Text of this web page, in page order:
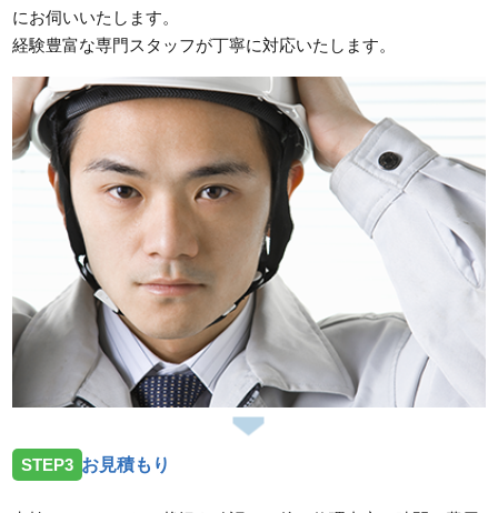
にお伺いいたします。
経験豊富な専門スタッフが丁寧に対応いたします。
STEP3 お見積もり